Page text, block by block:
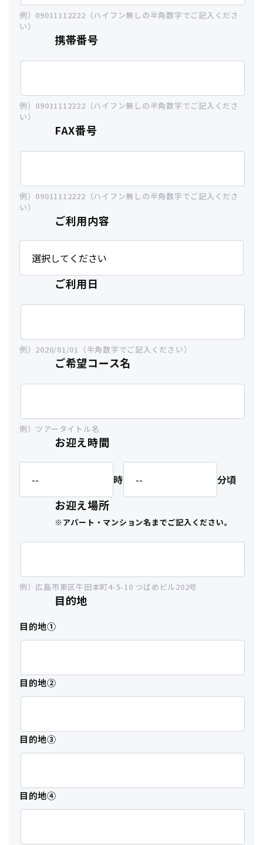
例）09011112222（ハイフン無しの半角数字でご記入くださ
い）
携帯番号
例）09011112222（ハイフン無しの半角数字でご記入くださ
い）
FAX番号
例）09011112222（ハイフン無しの半角数字でご記入くださ
い）
ご利用内容
ご利用日
例）2020/01/01（半角数字でご記入ください）
ご希望コース名
例）ツアータイトル名
お迎え時間
時 分頃
お迎え場所
※アパート・マンション名までご記入ください。
例）広島市東区牛田本町4-5-10 つばめビル202号
目的地
目的地①
目的地②
目的地③
目的地④